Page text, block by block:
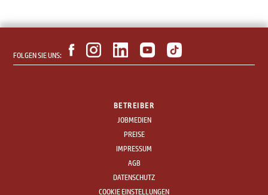
FOLGEN SIE UNS:
BETREIBER
JOBMEDIEN
PREISE
IMPRESSUM
AGB
DATENSCHUTZ
COOKIE EINSTELLUNGEN